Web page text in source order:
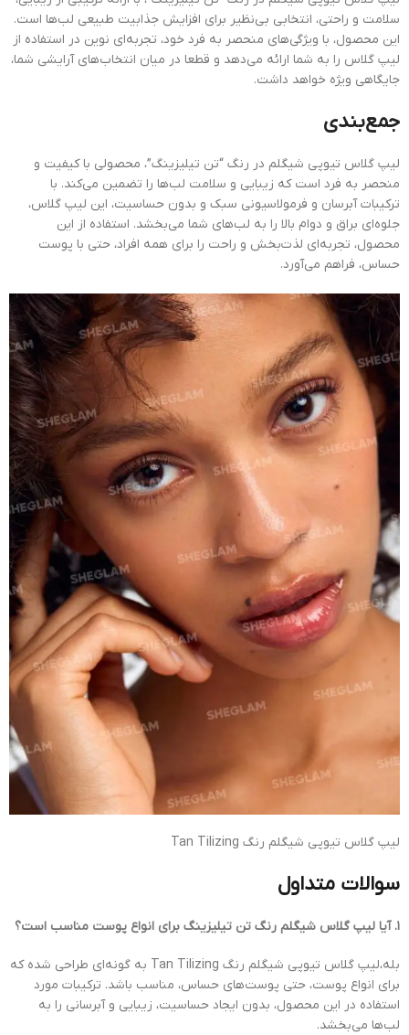
سلامت و راحتی، انتخابی بی‌نظیر برای افزایش جذابیت طبیعی لب‌ها است.
این محصول، با ویژگی‌های منحصر به فرد خود، تجربه‌ای نوین در استفاده از
لیپ گلاس را به شما ارائه می‌دهد و قطعا در میان انتخاب‌های آرایشی شما،
جایگاهی ویژه خواهد داشت.
جمع‌بندی
لیپ گلاس تیوپی شیگلم در رنگ “تن تیلیزینگ”، محصولی با کیفیت و
منحصر به فرد است که زیبایی و سلامت لب‌ها را تضمین می‌کند. با
ترکیبات آبرسان و فرمولاسیونی سبک و بدون حساسیت، این لیپ گلاس،
جلوه‌ای براق و دوام بالا را به لب‌های شما می‌بخشد. استفاده از این
محصول، تجربه‌ای لذت‌بخش و راحت را برای همه افراد، حتی با پوست
حساس، فراهم می‌آورد.
لیپ گلاس تیوپی شیگلم رنگ Tan Tilizing
سوالات متداول
۱. آیا لیپ گلاس شیگلم رنگ تن تیلیزینگ برای انواع پوست مناسب است؟
بله،لیپ گلاس تیوپی شیگلم رنگ Tan Tilizing به گونه‌ای طراحی شده که
برای انواع پوست، حتی پوست‌های حساس، مناسب باشد. ترکیبات مورد
استفاده در این محصول، بدون ایجاد حساسیت، زیبایی و آبرسانی را به
لب‌ها می‌بخشد.